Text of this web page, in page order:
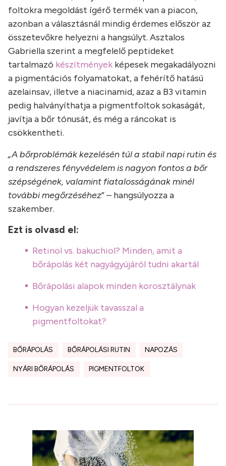
foltokra megoldást ígérő termék van a piacon,
azonban a választásnál mindig érdemes először az
összetevőkre helyezni a hangsúlyt. Asztalos
Gabriella szerint a megfelelő peptideket
tartalmazó készítmények képesek megakadályozni
a pigmentációs folyamatokat, a fehérítő hatású
azelainsav, illetve a niacinamid, azaz a B3 vitamin
pedig halványíthatja a pigmentfoltok sokaságát,
javítja a bőr tónusát, és még a ráncokat is
csökkentheti.
„A bőrproblémák kezelésén túl a stabil napi rutin és
a rendszeres fényvédelem is nagyon fontos a bőr
szépségének, valamint fiatalosságának minél
további megőrzéséhez” – hangsúlyozza a
szakember.
Ezt is olvasd el:
Retinol vs. bakuchiol? Minden, amit a
bőrápolás két nagyágyújáról tudni akartál
Bőrápolási alapok minden korosztálynak
Hogyan kezeljük tavasszal a
pigmentfoltokat?
BŐRÁPOLÁS BŐRÁPOLÁSI RUTIN NAPOZÁS
NYÁRI BŐRÁPOLÁS PIGMENTFOLTOK